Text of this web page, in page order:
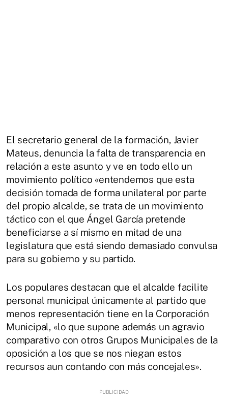
El secretario general de la formación, Javier
Mateus, denuncia la falta de transparencia en
relación a este asunto y ve en todo ello un
movimiento político «entendemos que esta
decisión tomada de forma unilateral por parte
del propio alcalde, se trata de un movimiento
táctico con el que Ángel García pretende
beneficiarse a sí mismo en mitad de una
legislatura que está siendo demasiado convulsa
para su gobierno y su partido.
Los populares destacan que el alcalde facilite
personal municipal únicamente al partido que
menos representación tiene en la Corporación
Municipal, «lo que supone además un agravio
comparativo con otros Grupos Municipales de la
oposición a los que se nos niegan estos
recursos aun contando con más concejales».